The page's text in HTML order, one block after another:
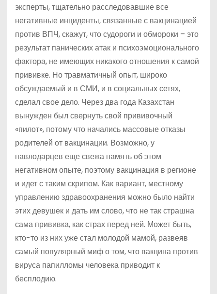
эксперты, тщательно расследовавшие все
негативные инциденты, связанные с вакцинацией
против ВПЧ, скажут, что судороги и обмороки – это
результат панических атак и психоэмоционального
фактора, не имеющих никакого отношения к самой
прививке. Но травматичный опыт, широко
обсуждаемый и в СМИ, и в социальных сетях,
сделал свое дело. Через два года Казахстан
вынужден был свернуть свой прививочный
«пилот», потому что начались массовые отказы
родителей от вакцинации. Возможно, у
павлодарцев еще свежа память об этом
негативном опыте, поэтому вакцинация в регионе
и идет с таким скрипом. Как вариант, местному
управлению здравоохранения можно было найти
этих девушек и дать им слово, что не так страшна
сама прививка, как страх перед ней. Может быть,
кто-то из них уже стал молодой мамой, развеяв
самый популярный миф о том, что вакцина против
вируса папилломы человека приводит к
бесплодию.